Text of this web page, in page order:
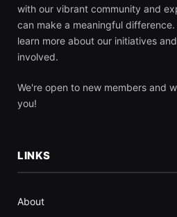
with our vibrant community and
can make a meaningful
learn more about our initiatives
involved.
We're open to new members and
you!
LINKS
About